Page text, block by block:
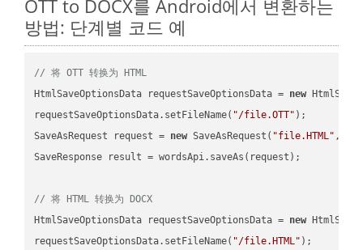
OTT to DOCX를 Android에서 변환하는
방법: 단계별 코드 예
// 将 OTT 转换为 HTML
HtmlSaveOptionsData requestSaveOptionsData = new
requestSaveOptionsData.setFileName( "/file.OTT" );
SaveAsRequest request = new SaveAsRequest( "file.HTML"
SaveResponse result = wordsApi.saveAs(request);
// 将 HTML 转换为 DOCX
HtmlSaveOptionsData requestSaveOptionsData = new
requestSaveOptionsData.setFileName( "/file.HTML" );